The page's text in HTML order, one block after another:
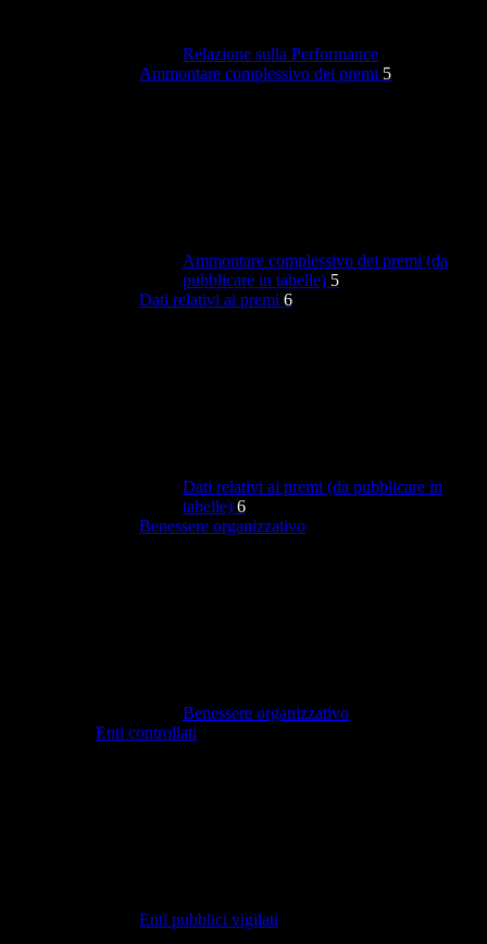
Relazione sulla Performance
Ammontare complessivo dei premi 5
Ammontare complessivo dei premi (da
pubblicare in tabelle) 5
Dati relativi ai premi 6
Dati relativi ai premi (da pubblicare in
tabelle) 6
Benessere organizzativo
Benessere organizzativo
Enti controllati
Enti pubblici vigilati